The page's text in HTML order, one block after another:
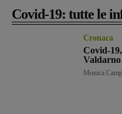
Covid-19: tutte le
Cronaca
Covid-
Monica